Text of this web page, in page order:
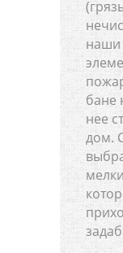
наши
бане
нее
дом.